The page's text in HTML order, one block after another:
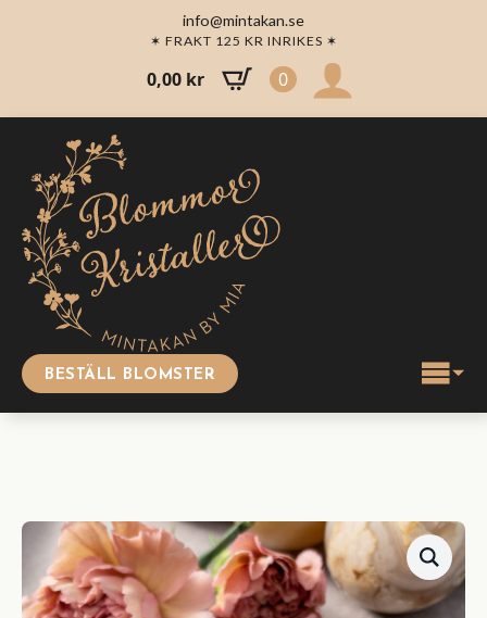
info@mintakan.se
✶ FRAKT 125 KR INRIKES ✶
0,00 kr 0
BESTÄLL BLOMSTER